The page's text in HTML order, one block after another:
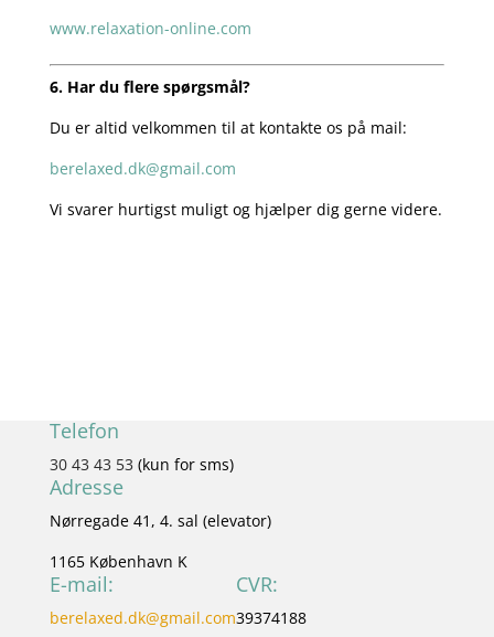
www.relaxation-online.com
6. Har du flere spørgsmål?
Du er altid velkommen til at kontakte os på mail:
berelaxed.dk@gmail.com
Vi svarer hurtigst muligt og hjælper dig gerne videre.
Telefon
30 43 43 53 (kun for sms)
Adresse
Nørregade 41, 4. sal (elevator)
1165 København K
E-mail:
berelaxed.dk@gmail.com
CVR:
39374188